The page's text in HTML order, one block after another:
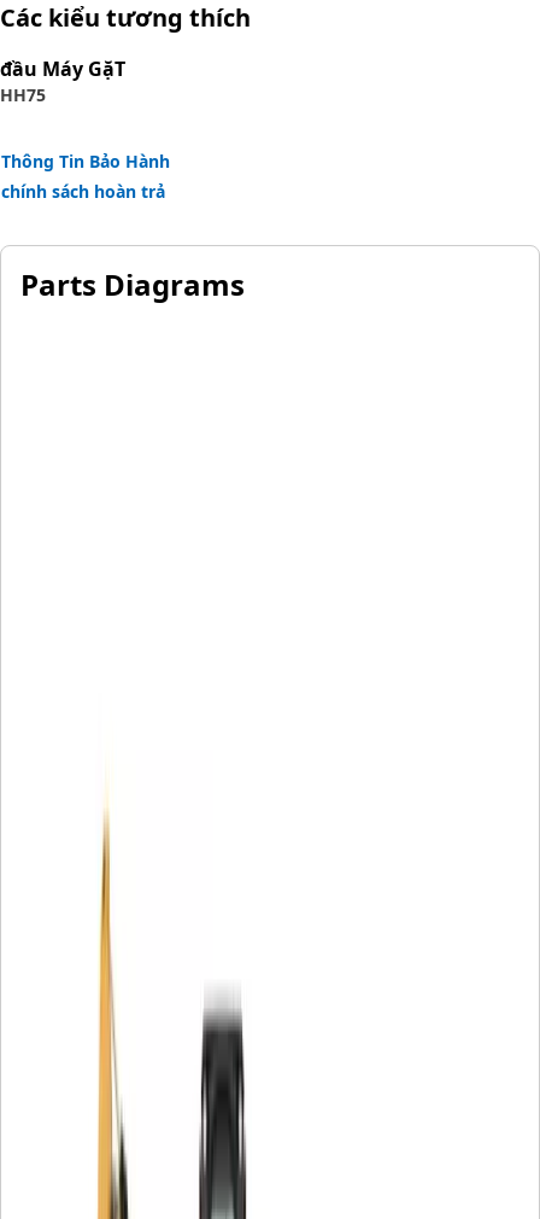
Các kiểu tương thích
đầu Máy GặT
HH75
Thông Tin Bảo Hành
chính sách hoàn trả
Parts Diagrams